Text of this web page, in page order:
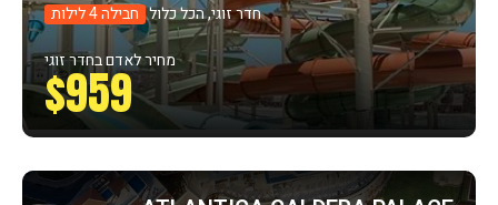
חדר זוגי, הכל כלול חבילה 4 לילות
מחיר לאדם בחדר זוגי
$959